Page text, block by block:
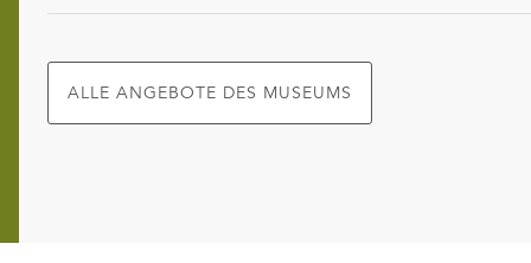
ALLE ANGEBOTE DES MUSEUMS